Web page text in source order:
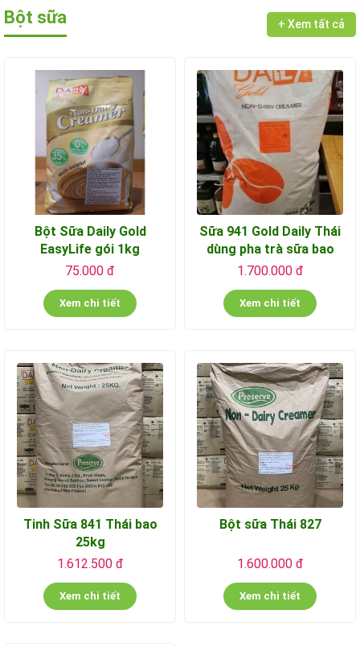
Bột sữa + Xem tất cả
Bột Sữa Daily Gold
EasyLife gói 1kg
75.000 đ
Xem chi tiết
Sữa 941 Gold Daily Thái
dùng pha trà sữa bao
25kg
1.700.000 đ
Xem chi tiết
Tinh Sữa 841 Thái bao
25kg
1.612.500 đ
Xem chi tiết
Bột sữa Thái 827
1.600.000 đ
Xem chi tiết